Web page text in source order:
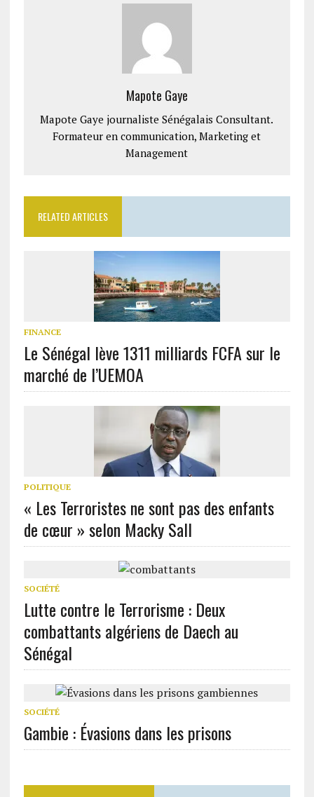
Mapote Gaye
Mapote Gaye journaliste Sénégalais Consultant.
Formateur en communication, Marketing et
Management
RELATED ARTICLES
FINANCE
Le Sénégal lève 1311 milliards FCFA sur le
marché de l’UEMOA
POLITIQUE
« Les Terroristes ne sont pas des enfants
de cœur » selon Macky Sall
SOCIÉTÉ
Lutte contre le Terrorisme : Deux
combattants algériens de Daech au
Sénégal
SOCIÉTÉ
Gambie : Évasions dans les prisons